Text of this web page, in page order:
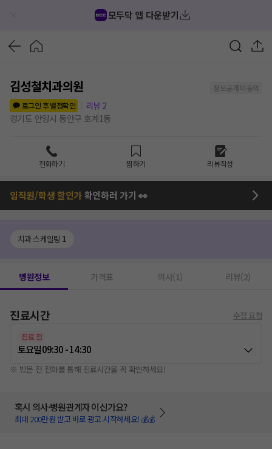
모두닥 앱 다운받기
김성철치과의원
정보공개 미동의
로그인 후 별점확인
리뷰 2
경기도 안양시 동안구 호계1동
전화하기 찜하기 리뷰작성
임직원/학생 할인가확인하러 가기 👀
치과 스케일링 1
병원정보 가격표 의사(1) 리뷰(2)
진료시간 수정 요청
진료 전
토요일09:30 - 14:30
※ 방문 전 전화를 통해 진료시간을 꼭 확인하세요!
혹시 의사·병원관계자 이신가요?
최대 200만원 받고 바로 광고 시작하세요! 💰💰